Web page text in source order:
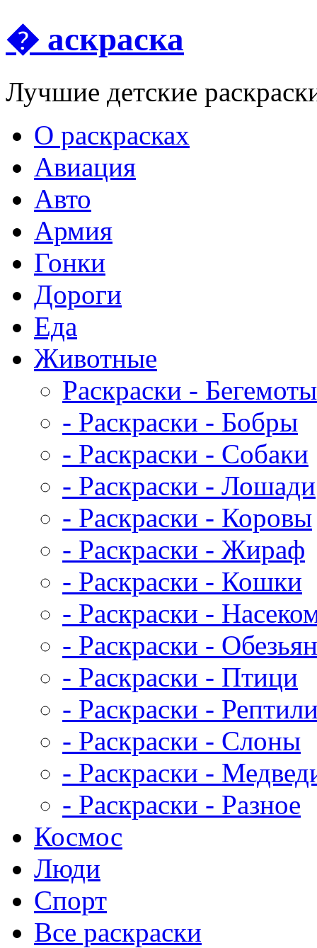
� аскраска
Лучшие детские
О раскрасках
Авиация
Авто
Армия
Гонки
Дороги
Еда
Животныe
Раскраски - Бегемоты
- Раскраски - Бобры
- Раскраски - Собаки
- Раскраски - Лошади
- Раскраски - Коровы
- Раскраски - Жираф
- Раскраски - Кошки
- Раскраски -
- Раскраски -
- Раскраски - Птици
- Раскраски -
- Раскраски - Слоны
- Раскраски -
- Раскраски - Разное
Космос
Люди
Спорт
Все раскраски